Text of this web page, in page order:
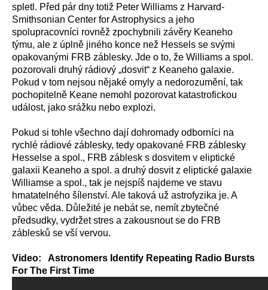
spletl. Před pár dny totiž Peter Williams z Harvard-
Smithsonian Center for Astrophysics a jeho
spolupracovníci rovněž zpochybnili závěry Keaneho
týmu, ale z úplně jiného konce než Hessels se svými
opakovanými FRB záblesky. Jde o to, že Williams a spol.
pozorovali druhý rádiový „dosvit“ z Keaneho galaxie.
Pokud v tom nejsou nějaké omyly a nedorozumění, tak
pochopitelně Keane nemohl pozorovat katastrofickou
událost, jako srážku nebo explozi.
Pokud si tohle všechno dají dohromady odborníci na
rychlé rádiové záblesky, tedy opakované FRB záblesky
Hesselse a spol., FRB záblesk s dosvitem v eliptické
galaxii Keaneho a spol. a druhý dosvit z eliptické galaxie
Williamse a spol., tak je nejspíš najdeme ve stavu
hmatatelného šílenství. Ale taková už astrofyzika je. A
vůbec věda. Důležité je nebát se, nemít zbytečné
předsudky, vydržet stres a zakousnout se do FRB
záblesků se vší vervou.
Video: Astronomers Identify Repeating Radio Bursts
For The First Time